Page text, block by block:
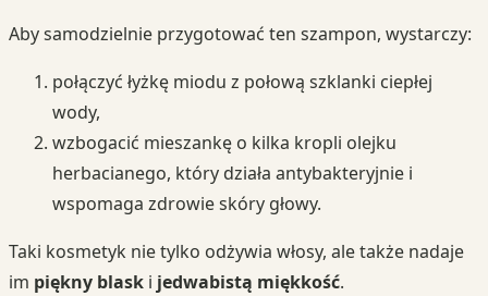
Aby samodzielnie przygotować ten szampon, wystarczy:
połączyć łyżkę miodu z połową szklanki ciepłej
wody,
wzbogacić mieszankę o kilka kropli olejku
herbacianego, który działa antybakteryjnie i
wspomaga zdrowie skóry głowy.
Taki kosmetyk nie tylko odżywia włosy, ale także nadaje
im piękny blask i jedwabistą miękkość.